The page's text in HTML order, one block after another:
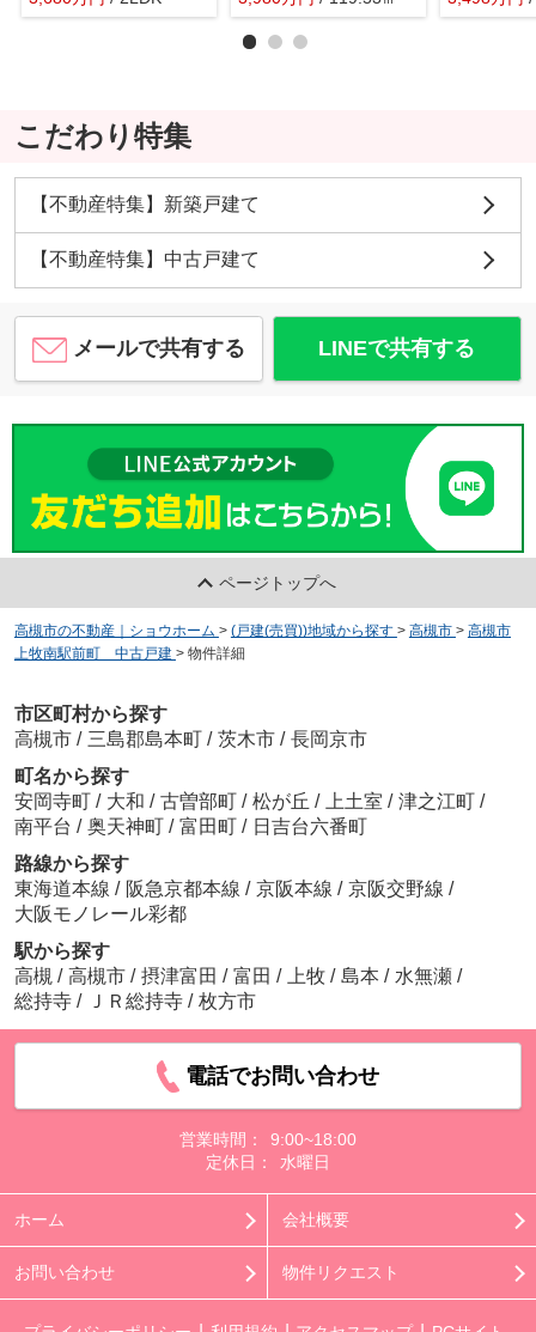
こだわり特集
【不動産特集】新築戸建て
【不動産特集】中古戸建て
メールで共有する LINEで共有する
ページトップへ
高槻市の不動産｜ショウホーム > (戸建(売買))地域から探す > 高槻市 > 高槻市
上牧南駅前町 中古戸建 > 物件詳細
市区町村から探す
高槻市 / 三島郡島本町 / 茨木市 / 長岡京市
町名から探す
安岡寺町 / 大和 / 古曽部町 / 松が丘 / 上土室 / 津之江町 /
南平台 / 奥天神町 / 富田町 / 日吉台六番町
路線から探す
東海道本線 / 阪急京都本線 / 京阪本線 / 京阪交野線 /
大阪モノレール彩都
駅から探す
高槻 / 高槻市 / 摂津富田 / 富田 / 上牧 / 島本 / 水無瀬 /
総持寺 / ＪＲ総持寺 / 枚方市
電話でお問い合わせ
営業時間：
9:00~18:00
定休日：
水曜日
ホーム 会社概要
お問い合わせ 物件リクエスト